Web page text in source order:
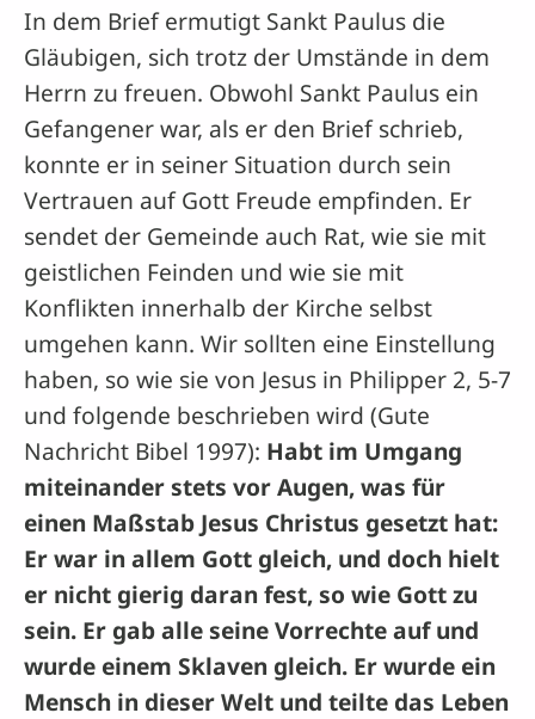
In dem Brief ermutigt Sankt Paulus die
Gläubigen, sich trotz der Umstände in dem
Herrn zu freuen. Obwohl Sankt Paulus ein
Gefangener war, als er den Brief schrieb,
konnte er in seiner Situation durch sein
Vertrauen auf Gott Freude empfinden. Er
sendet der Gemeinde auch Rat, wie sie mit
geistlichen Feinden und wie sie mit
Konflikten innerhalb der Kirche selbst
umgehen kann. Wir sollten eine Einstellung
haben, so wie sie von Jesus in Philipper 2, 5-7
und folgende beschrieben wird (Gute
Nachricht Bibel 1997): Habt im Umgang
miteinander stets vor Augen, was für
einen Maßstab Jesus Christus gesetzt hat:
Er war in allem Gott gleich, und doch hielt
er nicht gierig daran fest, so wie Gott zu
sein. Er gab alle seine Vorrechte auf und
wurde einem Sklaven gleich. Er wurde ein
Mensch in dieser Welt und teilte das Leben